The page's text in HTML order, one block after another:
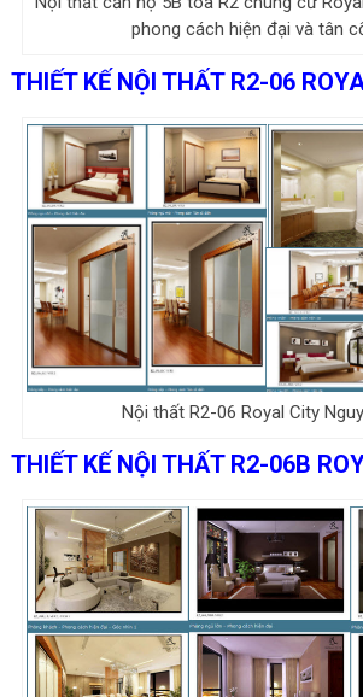
phong cách hiện đại và tân
THIẾT KẾ NỘI THẤT R2-06
Nội thất R2-06 Royal City
THIẾT KẾ NỘI THẤT R2-06B